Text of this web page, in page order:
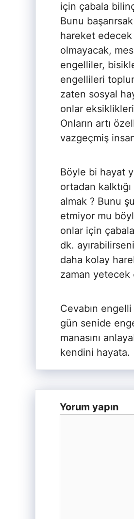
için çabala
Bunu
hareket edecek
olmayacak,
engelliler,
engellileri
zaten sosyal
onlar
Onların artı
vazgeçmiş
Böyle bi hayat
ortadan
almak ? Bunu
etmiyor mu
onlar için
dk.
daha kolay
zaman yetecek
Cevabın
gün senide
manasını
kendini hayata.
Yorum yapın